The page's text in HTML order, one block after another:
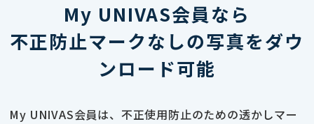
My UNIVAS会員なら
不正防止マークなしの写真をダウ
ンロード可能
My UNIVAS会員は、不正使用防止のための透かしマー